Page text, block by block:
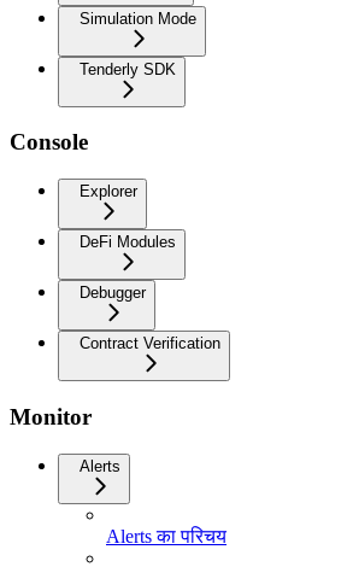
Simulation Mode
Tenderly SDK
Console
Explorer
DeFi Modules
Debugger
Contract Verification
Monitor
Alerts
Alerts का परिचय